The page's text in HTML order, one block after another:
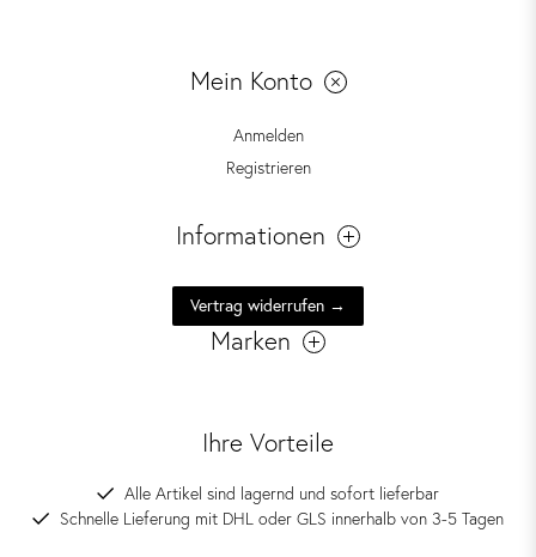
Mein Konto
Anmelden
Registrieren
Informationen
Vertrag widerrufen →
Marken
Ihre Vorteile
Alle Artikel sind lagernd und sofort lieferbar
Schnelle Lieferung mit DHL oder GLS innerhalb von 3-5 Tagen